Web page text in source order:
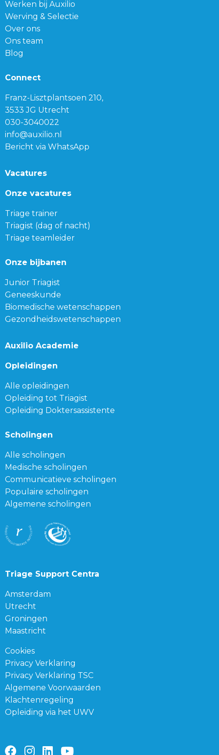
Werken bij Auxilio
Werving & Selectie
Over ons
Ons team
Blog
Connect
Franz-Lisztplantsoen 210,
3533 JG Utrecht
030-3040022
info@auxilio.nl
Bericht via WhatsApp
Vacatures
Onze vacatures
Triage trainer
Triagist (dag of nacht)
Triage teamleider
Onze bijbanen
Junior Triagist
Geneeskunde
Biomedische wetenschappen
Gezondheidswetenschappen
Auxilio Academie
Opleidingen
Alle opleidingen
Opleiding tot Triagist
Opleiding Doktersassistente
Scholingen
Alle scholingen
Medische scholingen
Communicatieve scholingen
Populaire scholingen
Algemene scholingen
Triage Support Centra
Amsterdam
Utrecht
Groningen
Maastricht
Cookies
Privacy Verklaring
Privacy Verklaring TSC
Algemene Voorwaarden
Klachtenregeling
Opleiding via het UWV
GaGaGa Ga